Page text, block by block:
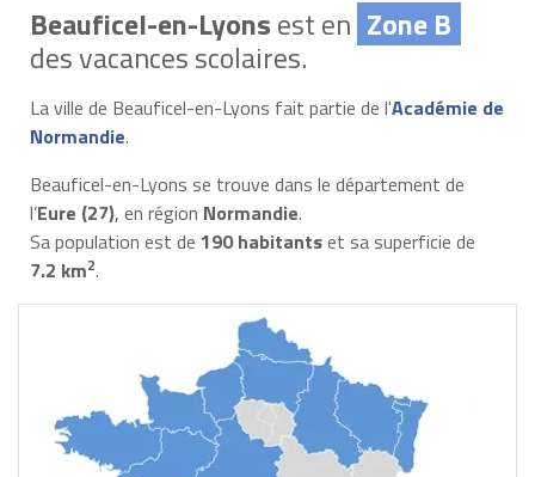
Beauficel-en-Lyonsest en Zone B
des vacances scolaires.
La ville de Beauficel-en-Lyons fait partie de l'Académie de
Normandie.
Beauficel-en-Lyons se trouve dans le département de
l’Eure (27), en région Normandie.
Sa population est de 190 habitantset sa superficie de
7.2 km2.